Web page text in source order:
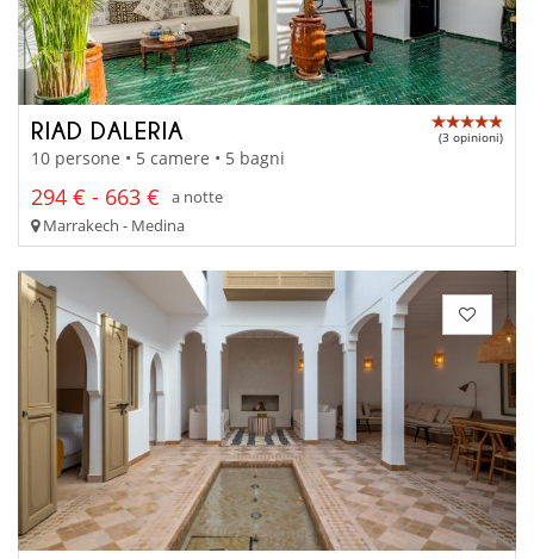
RIAD DALERIA (3 opinioni)
10 persone • 5 camere • 5 bagni
294 € - 663 €
a notte
Marrakech - Medina